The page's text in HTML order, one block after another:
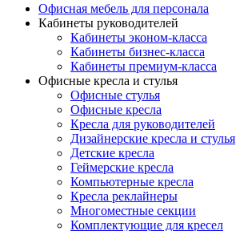
Офисная мебель для персонала
Кабинеты руководителей
Кабинеты эконом-класса
Кабинеты бизнес-класса
Кабинеты премиум-класса
Офисные кресла и стулья
Офисные стулья
Офисные кресла
Кресла для руководителей
Дизайнерские кресла и стулья
Детские кресла
Геймерские кресла
Компьютерные кресла
Кресла реклайнеры
Многоместные секции
Комплектующие для кресел